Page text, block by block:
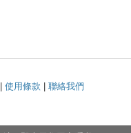
使用條款 聯絡我們